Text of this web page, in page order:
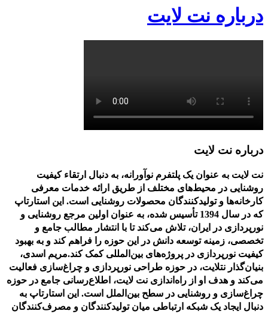
درباره نت لایت
درباره نت لایت
نت لایت به عنوان یک پلتفرم نوآورانه، به دنبال ارتقاء کیفیت
روشنایی در محیط‌های مختلف از طریق ارائه خدمات معرفی
کارخانه‌ها و تولیدکنندگان محصولات روشنایی است. این استارتاپ
که در سال 1394 تأسیس شده، به عنوان اولین مرجع روشنایی و
نورپردازی در ایران، تلاش می‌کند تا با انتشار مطالب جامع و
تخصصی، زمینه توسعه دانش در این حوزه را فراهم کند و به بهبود
کیفیت نورپردازی در پروژه‌های بین‌المللی کمک کند.مریم اسدی،
بنیان‌گذار نتلایت، در حوزه طراحی نورپردازی و چراغ‌سازی فعالیت
می‌کند و هدف او از راه‌اندازی نت لایت، اطلاع‌رسانی جامع در حوزه
چراغ‌سازی و روشنایی در سطح بین‌الملل است. این استارتاپ به
دنبال ایجاد یک شبکه ارتباطی میان تولیدکنندگان و مصرف‌کنندگان